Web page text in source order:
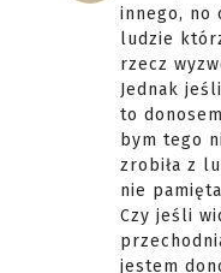
innego, no
ludzie
rzecz
Jednak
to
bym tego
zrobiła z
nie
Czy jeśli
jestem